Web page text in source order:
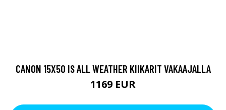
CANON 15X50 IS ALL WEATHER KIIKARIT VAKAAJALLA
1169 EUR